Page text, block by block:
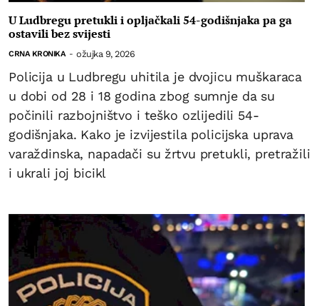
U Ludbregu pretukli i opljačkali 54-godišnjaka pa ga
ostavili bez svijesti
CRNA KRONIKA - ožujka 9, 2026
Policija u Ludbregu uhitila je dvojicu muškaraca
u dobi od 28 i 18 godina zbog sumnje da su
počinili razbojništvo i teško ozlijedili 54-
godišnjaka. Kako je izvijestila policijska uprava
varaždinska, napadači su žrtvu pretukli, pretražili
i ukrali joj bicikl